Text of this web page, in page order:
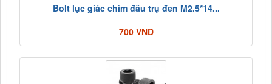
Bolt lục giác chìm đầu trụ đen M2.5*14...
700 VND